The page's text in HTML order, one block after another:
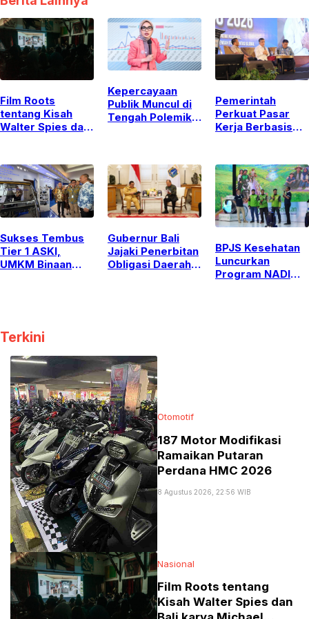
Film Roots
tentang Kisah
Walter Spies dan
Schindhelm di
Jakarta Menuai
Banyak Pujian
Kepercayaan
Publik Muncul di
Tengah Polemik
Pemerintah
Perkuat Pasar
Kerja Berbasis
Kesenjangan
Industri
Sukses Tembus
Tier 1 ASKI,
UMKM Binaan
Gubernur Bali
Jajaki Penerbitan
Obligasi Daerah
BPJS Kesehatan
Luncurkan
Program NADI
Terkini
Otomotif
187 Motor Modifikasi
Ramaikan Putaran
Perdana HMC 2026
8 Agustus 2026, 22:56 WIB
Nasional
Film Roots tentang
Kisah Walter Spies dan